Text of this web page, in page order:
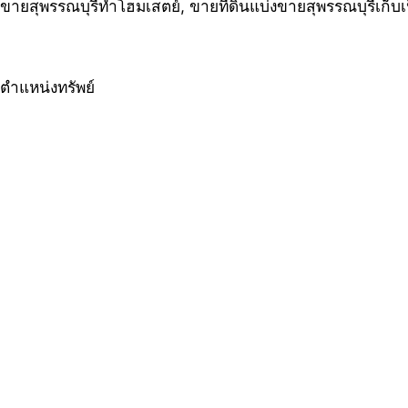
ขายสุพรรณบุรีทำโฮมเสตย์, ขายที่ดินแบ่งขายสุพรรณบุรีเก็บ
ตำแหน่งทรัพย์